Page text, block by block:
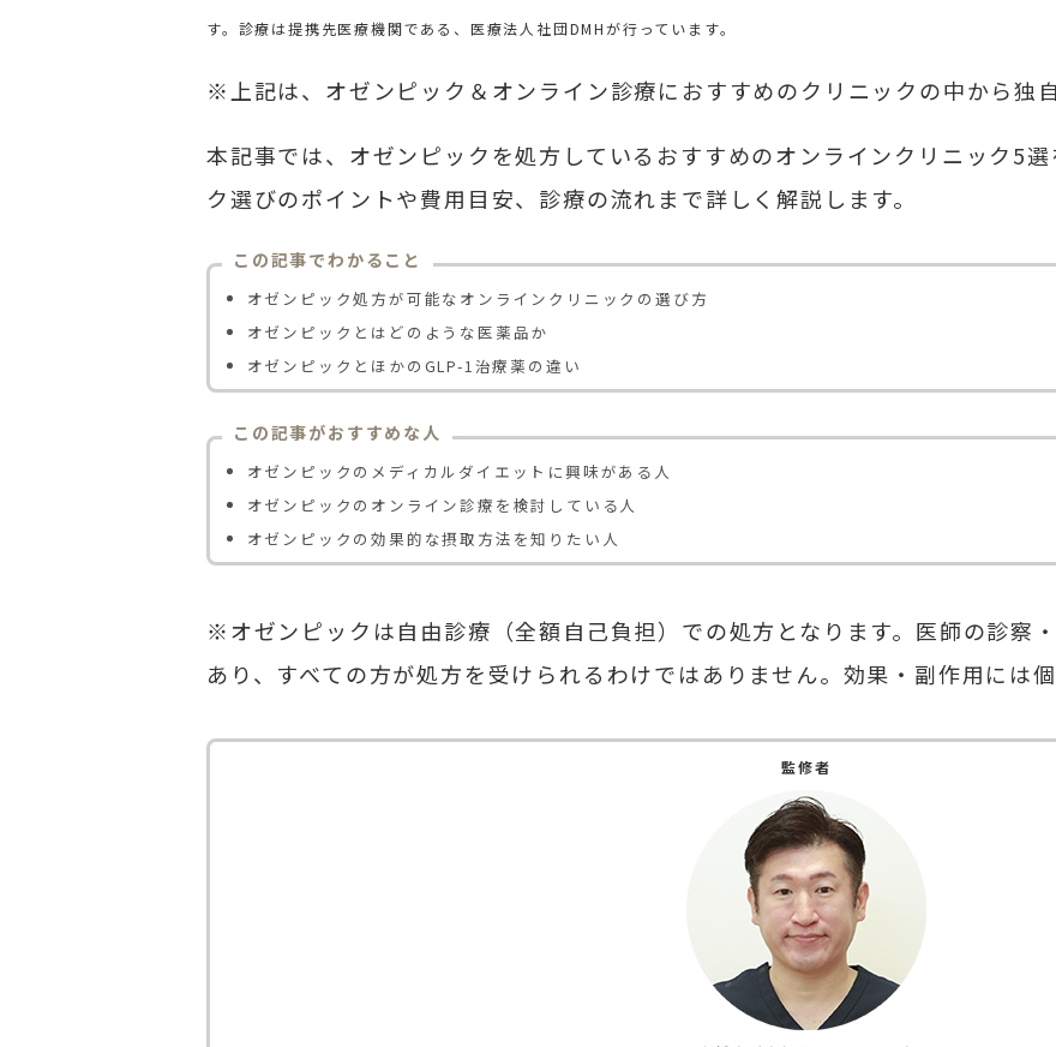
す。診療は提携先医療機関である、医療法人社団DMHが行っています。
※上記は、オゼンピック＆オンライン診療におすすめのクリニックの中から独
本記事では、オゼンピックを処方しているおすすめのオンラインクリニック5
ク選びのポイントや費用目安、診療の流れまで詳しく解説します。
この記事でわかること
オゼンピック処方が可能なオンラインクリニックの選び方
オゼンピックとはどのような医薬品か
オゼンピックとほかのGLP-1治療薬の違い
この記事がおすすめな人
オゼンピックのメディカルダイエットに興味がある人
オゼンピックのオンライン診療を検討している人
オゼンピックの効果的な摂取方法を知りたい人
※オゼンピックは自由診療（全額自己負担）での処方となります。医師の診察
あり、すべての方が処方を受けられるわけではありません。効果・副作用には個
監修者